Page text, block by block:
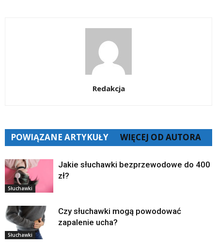
Redakcja
POWIĄZANE ARTYKUŁY WIĘCEJ OD AUTORA
Słuchawki
Jakie słuchawki bezprzewodowe do 400
zł?
Słuchawki
Czy słuchawki mogą powodować
zapalenie ucha?